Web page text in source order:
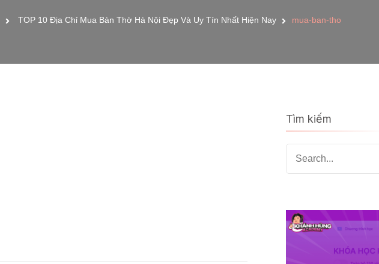
TOP 10 Địa Chỉ Mua Bàn Thờ Hà Nội Đẹp Và Uy Tín Nhất Hiện Nay mua-ban-tho
Tìm kiếm
Search
for: